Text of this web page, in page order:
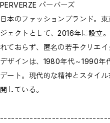
PERVERZE パーバーズ
日本のファッションブランド。
ジェクトとして、2016年に設立
れておらず、匿名の若手クリエイ
デザインは、1980年代～1990年
デート。現代的な精神とスタイ
開している。